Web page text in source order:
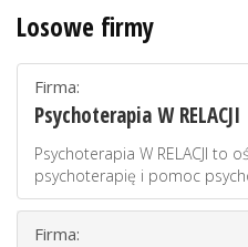
Losowe firmy
Firma:
Psychoterapia W RELACJI
Psychoterapia W RELACJI to
psychoterapię i pomoc
Firma: